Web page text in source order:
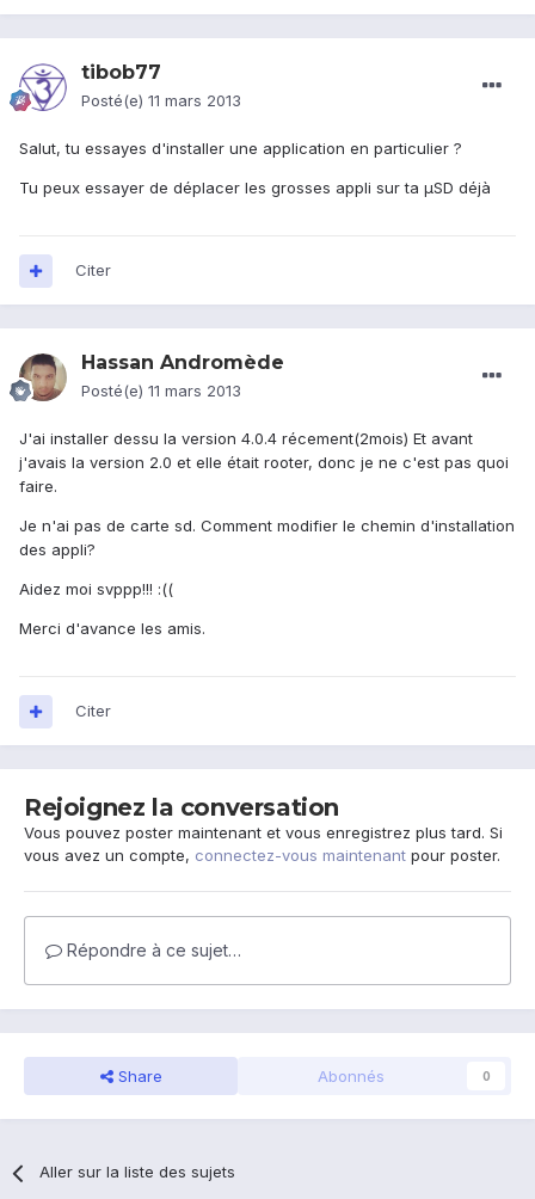
tibob77
Posté(e) 11 mars 2013
Salut, tu essayes d'installer une application en particulier ?
Tu peux essayer de déplacer les grosses appli sur ta µSD déjà
Citer
Hassan Andromède
Posté(e) 11 mars 2013
J'ai installer dessu la version 4.0.4 récement(2mois) Et avant
j'avais la version 2.0 et elle était rooter, donc je ne c'est pas quoi
faire.
Je n'ai pas de carte sd. Comment modifier le chemin d'installation
des appli?
Aidez moi svppp!!! :((
Merci d'avance les amis.
Citer
Rejoignez la conversation
Vous pouvez poster maintenant et vous enregistrez plus tard. Si
vous avez un compte, connectez-vous maintenant pour poster.
Répondre à ce sujet…
Share Abonnés 0
Aller sur la liste des sujets